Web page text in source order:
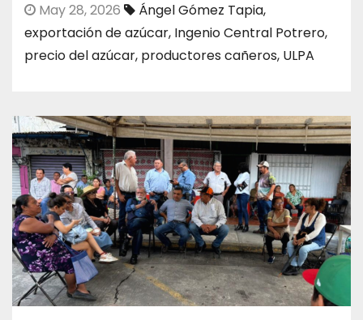
May 28, 2026 Ángel Gómez Tapia,
exportación de azúcar, Ingenio Central Potrero,
precio del azúcar, productores cañeros, ULPA